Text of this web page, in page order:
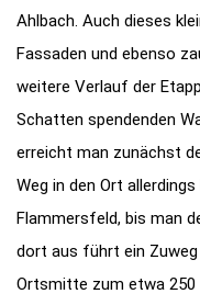
Ahlbach. Auch dieses
Fassaden und ebenso
weitere Verlauf der
Schatten spendenden
erreicht man zunächst
Weg in den Ort
Flammersfeld, bis man
dort aus führt ein Zuweg
Ortsmitte zum etwa 250